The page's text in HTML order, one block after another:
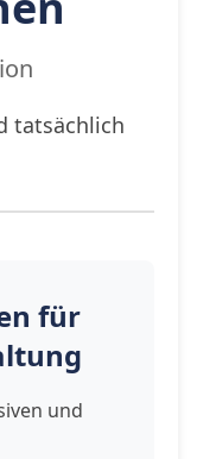
tatsächlich
für
und